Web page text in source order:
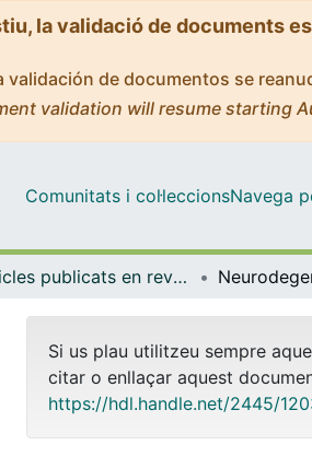
la validació de documents
validación de documentos se
validation will resume starting
Comunitats i col·leccionsNavega
Articles publicats en revistes (Medicina)
Si us plau utilitzeu sempre
citar o enllaçar aquest
https://hdl.handle.net/2445/